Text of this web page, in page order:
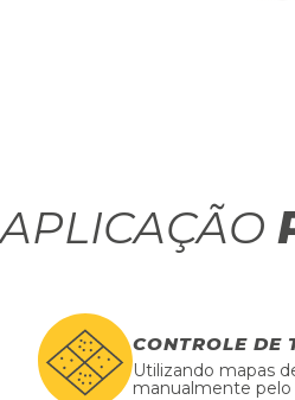
APLICAÇÃO
CONTROLE DE
Utilizando mapas
manualmente pelo